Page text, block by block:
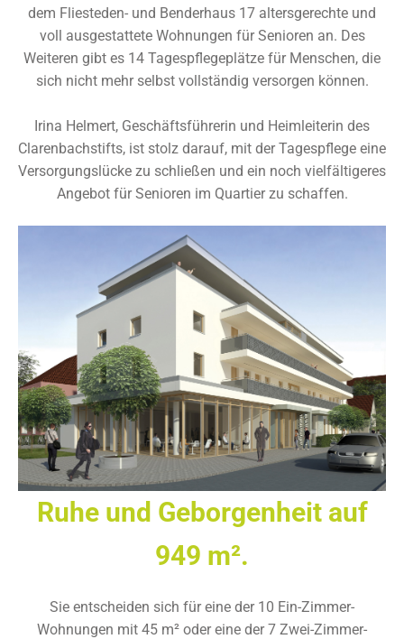
dem Fliesteden- und Benderhaus 17 altersgerechte und
voll ausgestattete Wohnungen für Senioren an. Des
Weiteren gibt es 14 Tagespflegeplätze für Menschen, die
sich nicht mehr selbst vollständig versorgen können.
Irina Helmert, Geschäftsführerin und Heimleiterin des
Clarenbachstifts, ist stolz darauf, mit der Tagespflege eine
Versorgungslücke zu schließen und ein noch vielfältigeres
Angebot für Senioren im Quartier zu schaffen.
Ruhe und Geborgenheit auf
949 m².
Sie entscheiden sich für eine der 10 Ein-Zimmer-
Wohnungen mit 45 m² oder eine der 7 Zwei-Zimmer-